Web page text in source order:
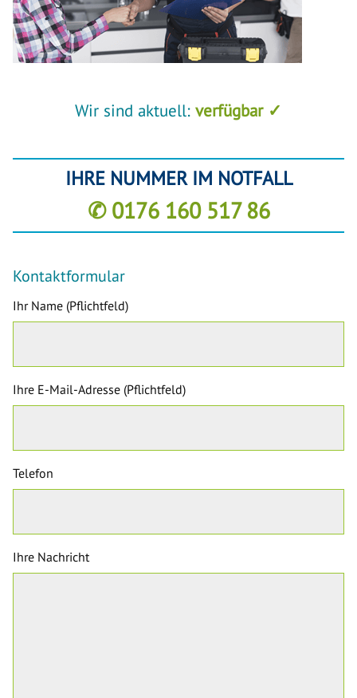
Wir sind aktuell: verfügbar ✓
IHRE NUMMER IM NOTFALL
✆ 0176 160 517 86
Kontaktformular
Ihr Name (Pflichtfeld)
Ihre E-Mail-Adresse (Pflichtfeld)
Telefon
Ihre Nachricht